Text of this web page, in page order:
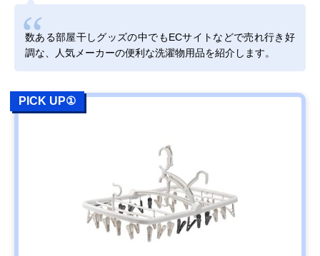
数ある部屋干しグッズの中でもECサイトなどで売れ行き好
調な、人気メーカーの便利な洗濯物用品を紹介します。
PICK UP①